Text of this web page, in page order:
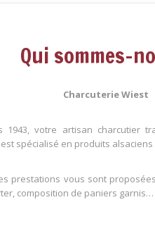
Qui sommes-
Charcuterie Wiest
1943, votre artisan charcutier
spécialisé en produits
prestations vous sont
composition de paniers garnis…